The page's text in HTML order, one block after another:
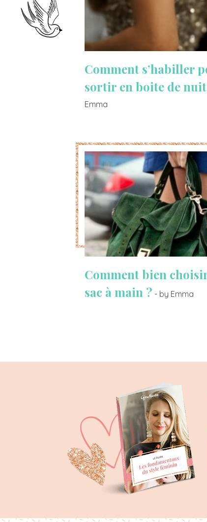
Comment s’habiller
sortir en boite de
Emma
Comment bien
sac à main ? - by Emma